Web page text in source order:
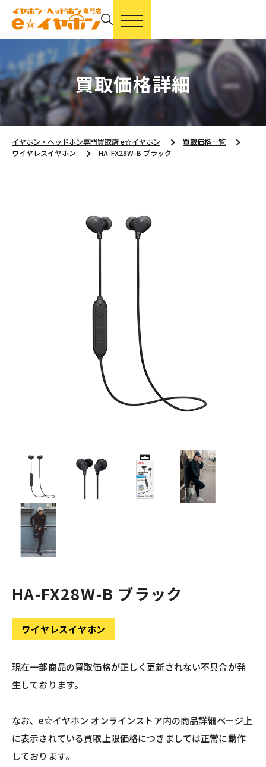
買取価格詳細
イヤホン・ヘッドホン専門買取店 e☆イヤホン
買取価格一覧
ワイヤレスイヤホン
HA-FX28W-B ブラック
HA-FX28W-B ブラック
ワイヤレスイヤホン
現在一部商品の買取価格が正しく更新されない不具合が発
生しております。
なお、e☆イヤホン オンラインストア内の商品詳細ページ上
に表示されている買取上限価格につきましては正常に動作
しております。